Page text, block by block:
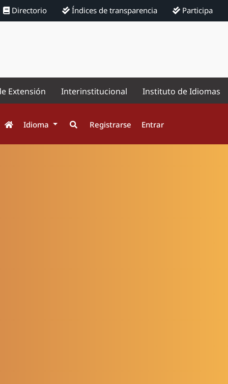
Directorio Índices de transparencia Participa
Extensión Interinstitucional Instituto de Idiomas
Idioma Registrarse Entrar